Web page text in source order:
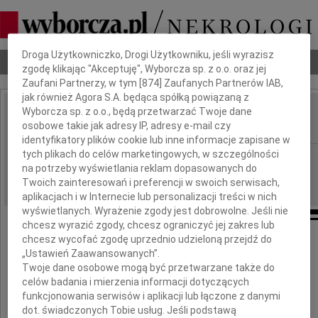
Nekrologi Odeszli Poradnik pogrzebowy
IMIĘ I NAZWISKO: Ryszard Kaczorowski
REGION: cała Polska
DATA EMISJI: 15.04.2010
Z wielkim żalem przyjęliśmy wiadomość
o tragicznej śmierci w katastrofie lotniczej
Prezydenta RP na Uchodźstwie
Dbamy o Twoją prywatność
Droga Użytkowniczko, Drogi Użytkowniku, jeśli wyrazisz
zgodę klikając "Akceptuję", Wyborcza sp. z o.o. oraz jej
Zaufani Partnerzy, w tym [874 ] Zaufanych Partnerów IAB,
jak również Agora S.A. będąca spółką powiązaną z
Wyborcza sp. z o.o., będą przetwarzać Twoje dane
osobowe takie jak adresy IP, adresy e-mail czy
identyfikatory plików cookie lub inne informacje zapisane w
tych plikach do celów marketingowych, w szczególności
na potrzeby wyświetlania reklam dopasowanych do
Twoich zainteresowań i preferencji w swoich serwisach,
aplikacjach i w Internecie lub personalizacji treści w nich
wyświetlanych. Wyrażenie zgody jest dobrowolne. Jeśli nie
chcesz wyrazić zgody, chcesz ograniczyć jej zakres lub
chcesz wycofać zgodę uprzednio udzieloną przejdź do
„Ustawień Zaawansowanych”.
Twoje dane osobowe mogą być przetwarzane także do
celów badania i mierzenia informacji dotyczących
funkcjonowania serwisów i aplikacji lub łączone z danymi
dot. świadczonych Tobie usług. Jeśli podstawą